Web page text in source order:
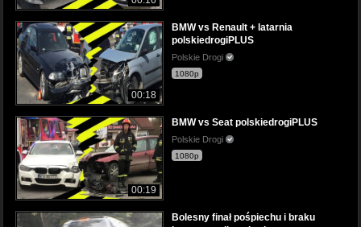
00:18
BMW vs Renault + latarnia
polskiedrogiPLUS
Polskie Drogi
1080p
00:19
BMW vs Seat polskiedrogiPLUS
Polskie Drogi
1080p
Bolesny finał pośpiechu i braku